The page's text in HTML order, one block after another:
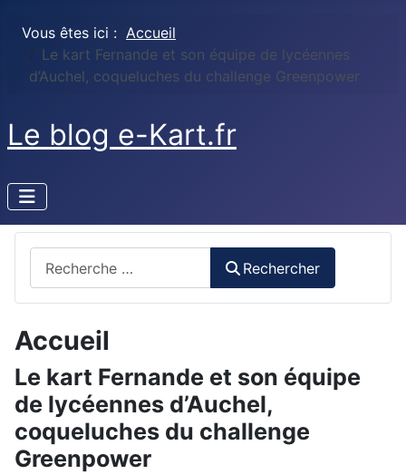
Vous êtes ici : Accueil
Le kart Fernande et son équipe de lycéennes
d’Auchel, coqueluches du challenge Greenpower
Le blog e-Kart.fr
Rechercher
Accueil
Le kart Fernande et son équipe
de lycéennes d’Auchel,
coqueluches du challenge
Greenpower